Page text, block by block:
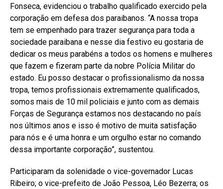
Fonseca, evidenciou o trabalho qualificado exercido pela
corporação em defesa dos paraibanos. “A nossa tropa
tem se empenhado para trazer segurança para toda a
sociedade paraibana e nesse dia festivo eu gostaria de
dedicar os meus parabéns a todos os homens e mulheres
que fazem e fizeram parte da nobre Polícia Militar do
estado. Eu posso destacar o profissionalismo da nossa
tropa, temos profissionais extremamente qualificados,
somos mais de 10 mil policiais e junto com as demais
Forças de Segurança estamos nos destacando no país
nos últimos anos e isso é motivo de muita satisfação
para nós e é uma honra e um orgulho estar no comando
dessa importante corporação”, sustentou.
Participaram da solenidade o vice-governador Lucas
Ribeiro; o vice-prefeito de João Pessoa, Léo Bezerra; os